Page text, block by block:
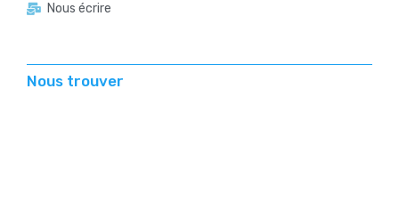
Nous écrire
Nous trouver